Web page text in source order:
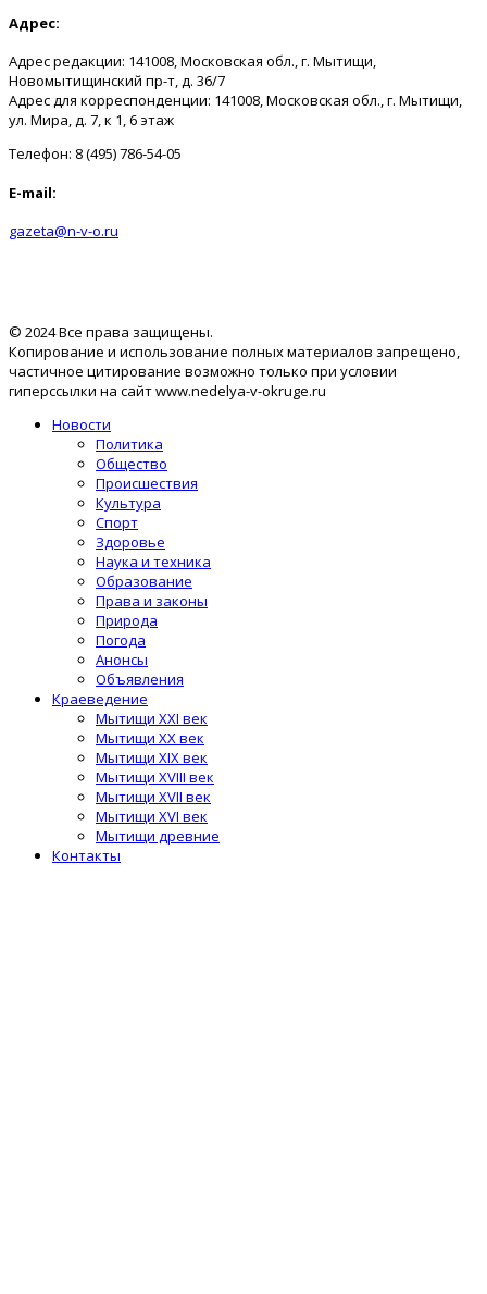
Адрес:
Адрес редакции: 141008, Московская обл., г. Мытищи,
Новомытищинский пр-т, д. 36/7
Адрес для корреспонденции: 141008, Московская обл., г. Мытищи,
ул. Мира, д. 7, к 1, 6 этаж
Телефон: 8 (495) 786-54-05
E-mail:
gazeta@n-v-o.ru
© 2024 Все права защищены.
Копирование и использование полных материалов запрещено,
частичное цитирование возможно только при условии
гиперссылки на сайт www.nedelya-v-okruge.ru
Новости
Политика
Общество
Происшествия
Культура
Спорт
Здоровье
Наука и техника
Образование
Права и законы
Природа
Погода
Анонсы
Объявления
Краеведение
Мытищи XXI век
Мытищи XX век
Мытищи XIX век
Мытищи XVIII век
Мытищи XVII век
Мытищи XVI век
Мытищи древние
Контакты